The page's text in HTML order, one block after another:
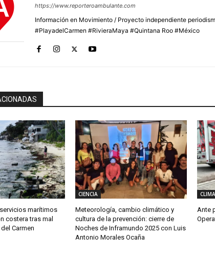
https://www.reporteroambulante.com
Información en Movimiento / Proyecto independiente
#PlayadelCarmen #RivieraMaya #Quintana Roo #México
marítimos
costera tras mal
Carmen
CIENCIA
Meteorología, cambio climático y
cultura de la prevención: cierre de
Noches de Inframundo 2025 con Luis
Antonio Morales Ocaña
CLIMA
Ante